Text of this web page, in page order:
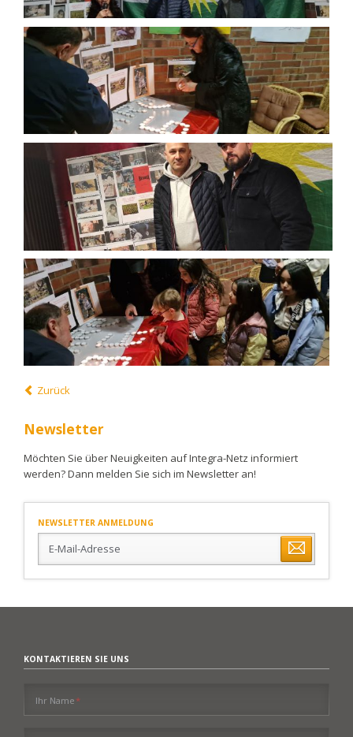
Zurück
Newsletter
Möchten Sie über Neuigkeiten auf Integra-Netz informiert
werden? Dann melden Sie sich im Newsletter an!
NEWSLETTER ANMELDUNG
Mail-
KONTAKTIEREN SIE UNS
Pflichtfeld
Ihr Name*